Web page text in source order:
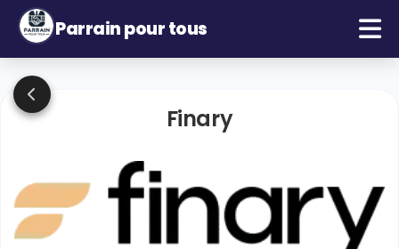
Parrain pour tous
Finary